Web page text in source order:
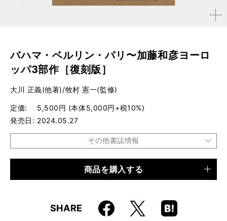
拡大す
バハマ・ベルリン・パリ〜加藤和彦ヨーロ
ッパ3部作［復刻版］
大川 正義(他著)/牧村 憲一(監修)
定価
5,500円 (本体5,000円+税10%)
発売日
2024.05.27
その他書誌情報
9784845640836
商品を購入する
SHARE Faceboo
k
X
Hatena
Boo